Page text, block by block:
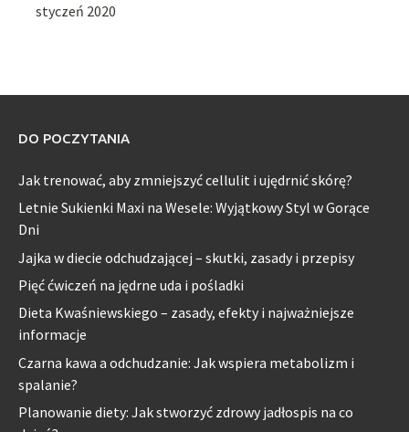
styczeń 2020
DO POCZYTANIA
Jak trenować, aby zmniejszyć cellulit i ujędrnić skórę?
Letnie Sukienki Maxi na Wesele: Wyjątkowy Styl w Gorące
Dni
Jajka w diecie odchudzającej – skutki, zasady i przepisy
Pięć ćwiczeń na jędrne uda i pośladki
Dieta Kwaśniewskiego – zasady, efekty i najważniejsze
informacje
Czarna kawa a odchudzanie: Jak wspiera metabolizm i
spalanie?
Planowanie diety: Jak stworzyć zdrowy jadłospis na co